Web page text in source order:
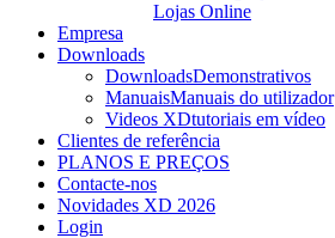
Lojas Online
Empresa
Downloads
DownloadsDemonstrativos
ManuaisManuais do utilizador
Videos XDtutoriais em vídeo
Clientes de referência
PLANOS E PREÇOS
Contacte-nos
Novidades XD 2026
Login